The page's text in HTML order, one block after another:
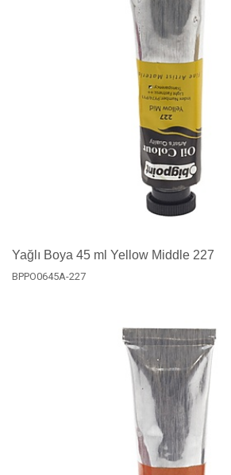
Yağlı Boya 45 ml Yellow Middle 227
BPPO0645A-227